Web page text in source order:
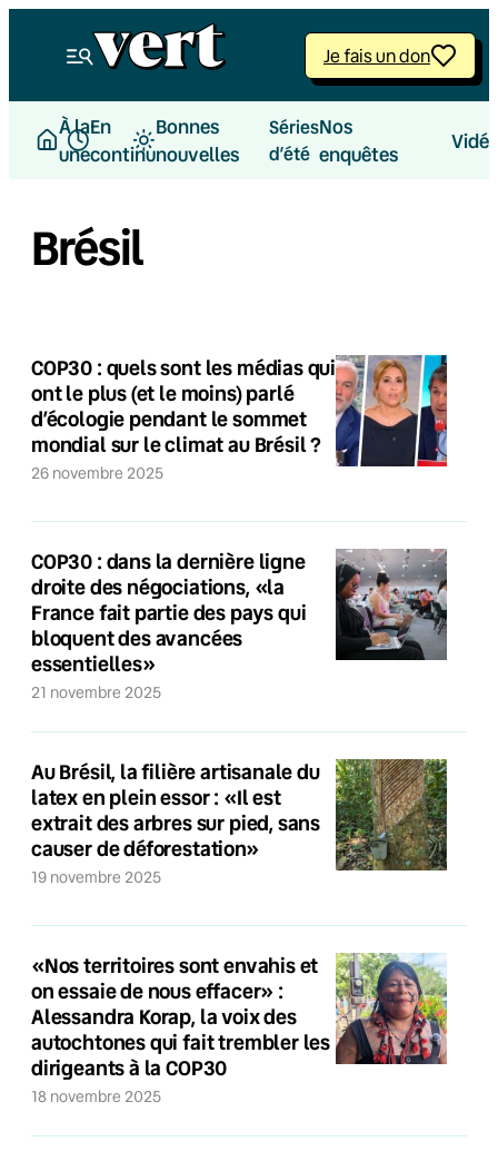
Je fais un don
À la
une
En
continu
Bonnes
nouvelles
Séries
d’été
Nos
enquêtes
Brésil
COP30 : quels sont les médias qui
ont le plus (et le moins) parlé
d’écologie pendant le sommet
mondial sur le climat au Brésil ?
26 novembre 2025
COP30 : dans la dernière ligne
droite des négociations, «la
France fait partie des pays qui
bloquent des avancées
essentielles»
21 novembre 2025
Au Brésil, la filière artisanale du
latex en plein essor : «Il est
extrait des arbres sur pied, sans
causer de déforestation»
19 novembre 2025
«Nos territoires sont envahis et
on essaie de nous effacer» :
Alessandra Korap, la voix des
autochtones qui fait trembler les
dirigeants à la COP30
18 novembre 2025